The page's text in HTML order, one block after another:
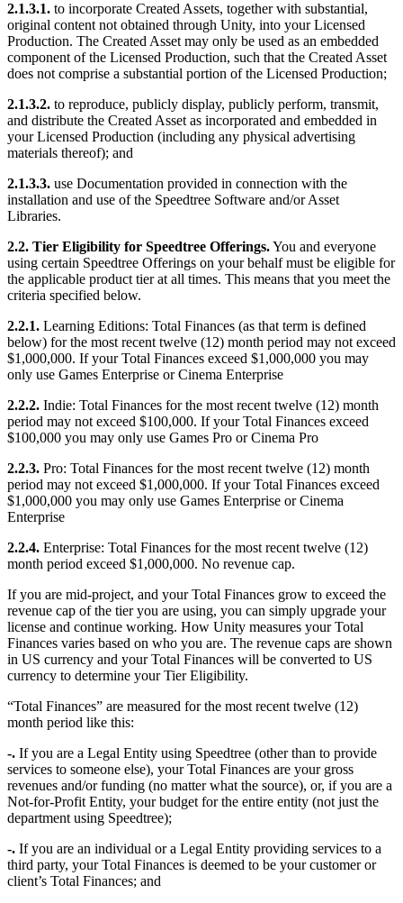
2.1.3.1. to incorporate Created Assets, together with substantial,
original content not obtained through Unity, into your Licensed
Production. The Created Asset may only be used as an embedded
component of the Licensed Production, such that the Created Asset
does not comprise a substantial portion of the Licensed Production;
2.1.3.2. to reproduce, publicly display, publicly perform, transmit,
and distribute the Created Asset as incorporated and embedded in
your Licensed Production (including any physical advertising
materials thereof); and
2.1.3.3. use Documentation provided in connection with the
installation and use of the Speedtree Software and/or Asset
Libraries.
2.2. Tier Eligibility for Speedtree Offerings.You and everyone
using certain Speedtree Offerings on your behalf must be eligible for
the applicable product tier at all times. This means that you meet the
criteria specified below.
2.2.1. Learning Editions: Total Finances (as that term is defined
below) for the most recent twelve (12) month period may not exceed
$1,000,000. If your Total Finances exceed $1,000,000 you may
only use Games Enterprise or Cinema Enterprise
2.2.2. Indie: Total Finances for the most recent twelve (12) month
period may not exceed $100,000. If your Total Finances exceed
$100,000 you may only use Games Pro or Cinema Pro
2.2.3. Pro: Total Finances for the most recent twelve (12) month
period may not exceed $1,000,000. If your Total Finances exceed
$1,000,000 you may only use Games Enterprise or Cinema
Enterprise
2.2.4. Enterprise: Total Finances for the most recent twelve (12)
month period exceed $1,000,000. No revenue cap.
If you are mid-project, and your Total Finances grow to exceed the
revenue cap of the tier you are using, you can simply upgrade your
license and continue working. How Unity measures your Total
Finances varies based on who you are. The revenue caps are shown
in US currency and your Total Finances will be converted to US
currency to determine your Tier Eligibility.
“Total Finances” are measured for the most recent twelve (12)
month period like this:
-. If you are a Legal Entity using Speedtree (other than to provide
services to someone else), your Total Finances are your gross
revenues and/or funding (no matter what the source), or, if you are a
Not-for-Profit Entity, your budget for the entire entity (not just the
department using Speedtree);
-. If you are an individual or a Legal Entity providing services to a
third party, your Total Finances is deemed to be your customer or
client’s Total Finances; and